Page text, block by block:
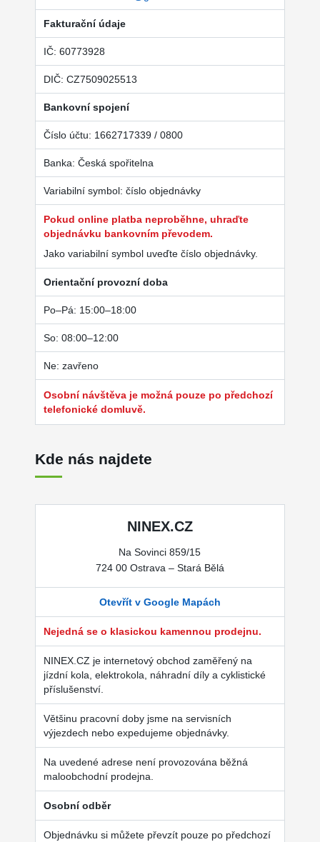
Fakturační údaje
IČ: 60773928
DIČ: CZ7509025513
Bankovní spojení
Číslo účtu: 1662717339 / 0800
Banka: Česká spořitelna
Variabilní symbol: číslo objednávky
Pokud online platba neproběhne, uhraďte
objednávku bankovním převodem.
Jako variabilní symbol uveďte číslo objednávky.
Orientační provozní doba
Po–Pá: 15:00–18:00
So: 08:00–12:00
Ne: zavřeno
Osobní návštěva je možná pouze po předchozí
telefonické domluvě.
Kde nás najdete
NINEX.CZ
Na Sovinci 859/15
724 00 Ostrava – Stará Bělá
Otevřít v Google Mapách
Nejedná se o klasickou kamennou prodejnu.
NINEX.CZ je internetový obchod zaměřený na
jízdní kola, elektrokola, náhradní díly a cyklistické
příslušenství.
Většinu pracovní doby jsme na servisních
výjezdech nebo expedujeme objednávky.
Na uvedené adrese není provozována běžná
maloobchodní prodejna.
Osobní odběr
Objednávku si můžete převzít pouze po předchozí